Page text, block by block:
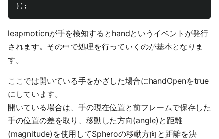
leapmotionが手を検知するとhandというイベントが発行
されます。その中で処理を行っていくのが基本となりま
す。
ここでは開いている手をかざした場合にhandOpenをtrue
にしています。
開いている場合は、手の現在位置と前フレームで保存した
手の位置の差を取り、移動した方向(angle)と距離
(magnitude)を使用してSpheroの移動方向と距離を決